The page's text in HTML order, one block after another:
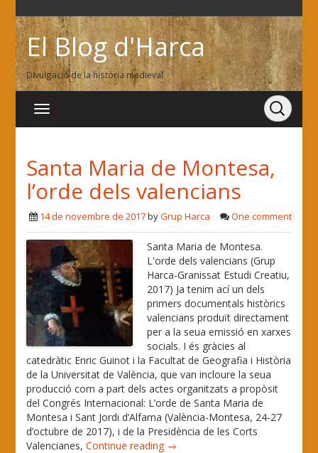
El Blog d'Harca
Divulgació de la història medieval
Santa Maria de Montesa,
l’orde dels valencians
14 de novembre de 2017byGrup Harca One comment
Santa Maria de Montesa.
L'orde dels valencians (Grup
Harca-Granissat Estudi Creatiu,
2017) Ja tenim ací un dels
primers documentals històrics
valencians produït directament
per a la seua emissió en xarxes
socials. I és gràcies al
catedràtic Enric Guinot i la Facultat de Geografia i Història
de la Universitat de València, que van incloure la seua
producció com a part dels actes organitzats a propòsit
del Congrés Internacional: L’orde de Santa Maria de
Montesa i Sant Jordi d’Alfama (València-Montesa, 24-27
d’octubre de 2017), i de la Presidència de les Corts
Valencianes,Continue reading →